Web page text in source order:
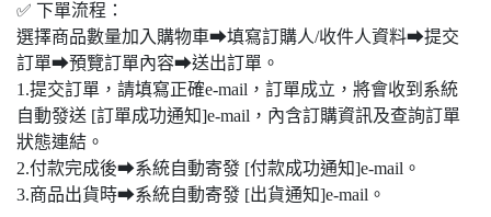
✅ 下單流程：
選擇商品數量加入購物車➡填寫訂購人/收件人資料➡提交
訂單➡預覽訂單內容➡送出訂單。
1.提交訂單，請填寫正確e-mail，訂單成立，將會收到系統
自動發送 [訂單成功通知]e-mail，內含訂購資訊及查詢訂單
狀態連結。
2.付款完成後➡系統自動寄發 [付款成功通知]e-mail。
3.商品出貨時➡系統自動寄發 [出貨通知]e-mail。